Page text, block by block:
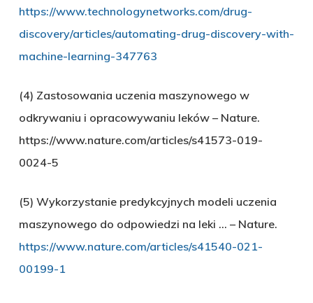
https://www.technologynetworks.com/drug-
discovery/articles/automating-drug-discovery-with-
machine-learning-347763
(4) Zastosowania uczenia maszynowego w
odkrywaniu i opracowywaniu leków – Nature.
https://www.nature.com/articles/s41573-019-
0024-5
(5) Wykorzystanie predykcyjnych modeli uczenia
maszynowego do odpowiedzi na leki … – Nature.
https://www.nature.com/articles/s41540-021-
00199-1